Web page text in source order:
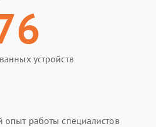
устройств
работы специалистов